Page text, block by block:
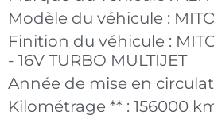
Modèle du véhicule :
Finition du véhicule :
- 16V TURBO MULTIJET
Année de mise en
Kilométrage ** : 156000